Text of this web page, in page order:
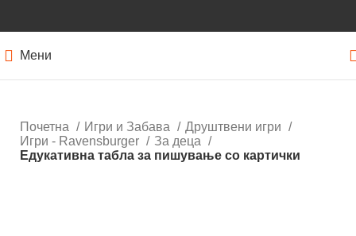
Мени
Почетна Игри и Забава
Друштвени игри
Игри - Ravensburger
За деца
Едукативна табла за пишување со картички